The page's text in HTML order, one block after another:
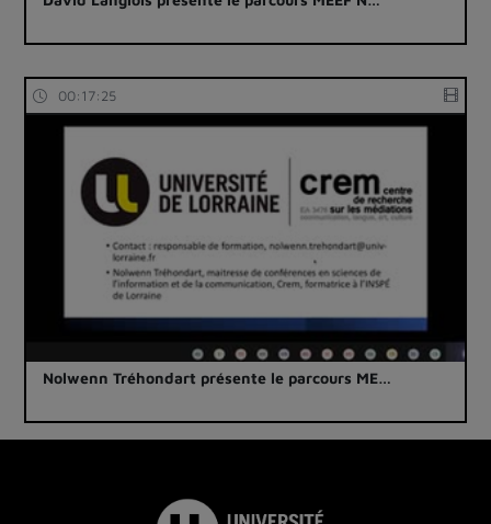
00:17:25
Nolwenn Tréhondart présente le parcours ME…